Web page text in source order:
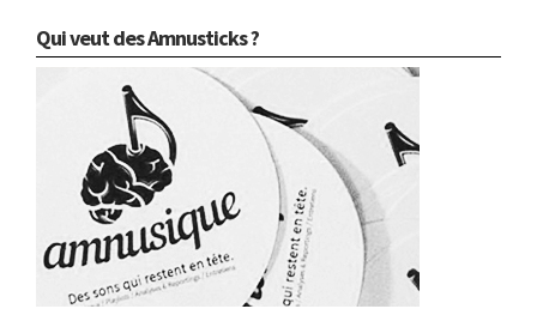
Qui veut des Amnusticks ?